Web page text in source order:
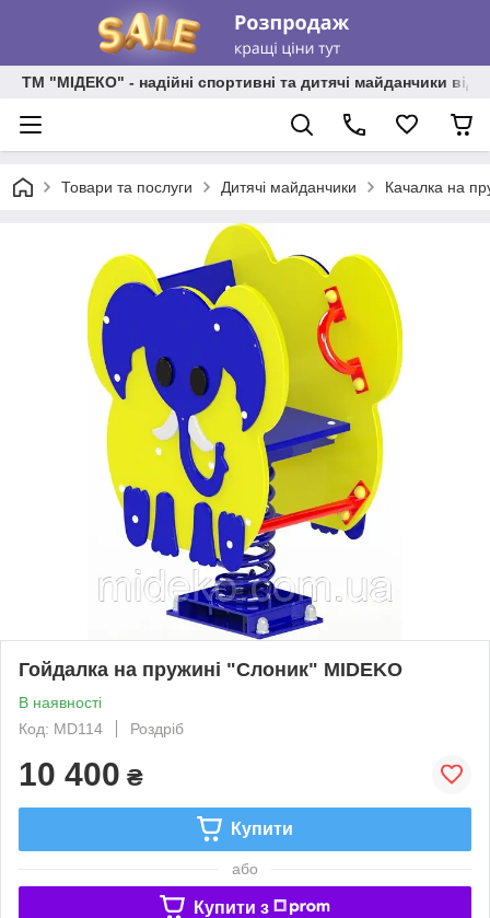
ТМ "МІДЕКО" - надійні спортивні та дитячі майданчики від
Товари та послуги Дитячі майданчики Качалка на
Гойдалка на пружині "Слоник" MIDEKO
В наявності
Код: MD114
Роздріб
10 400 ₴
Купити
або
Купити з